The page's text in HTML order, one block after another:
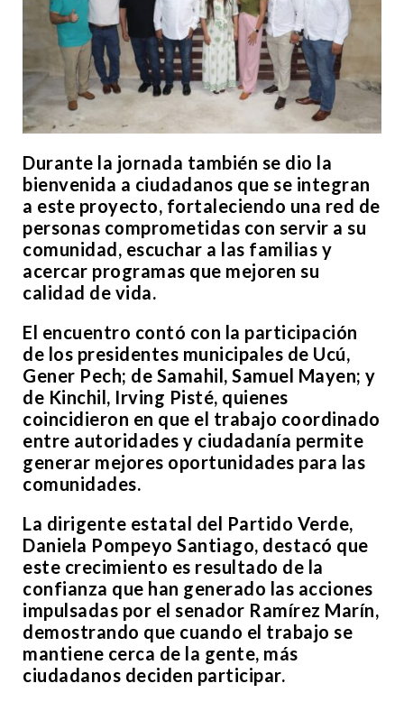
Durante la jornada también se dio la
bienvenida a ciudadanos que se integran
a este proyecto, fortaleciendo una red de
personas comprometidas con servir a su
comunidad, escuchar a las familias y
acercar programas que mejoren su
calidad de vida.
El encuentro contó con la participación
de los presidentes municipales de Ucú,
Gener Pech; de Samahil, Samuel Mayen; y
de Kinchil, Irving Pisté, quienes
coincidieron en que el trabajo coordinado
entre autoridades y ciudadanía permite
generar mejores oportunidades para las
comunidades.
La dirigente estatal del Partido Verde,
Daniela Pompeyo Santiago, destacó que
este crecimiento es resultado de la
confianza que han generado las acciones
impulsadas por el senador Ramírez Marín,
demostrando que cuando el trabajo se
mantiene cerca de la gente, más
ciudadanos deciden participar.